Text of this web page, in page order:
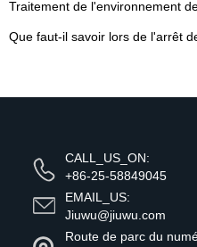
Traitement de l'environnement
CALL_US_ON:
+86-25-58849045
EMAIL_US:
Jiuwu@jiuwu.com
Route de parc du